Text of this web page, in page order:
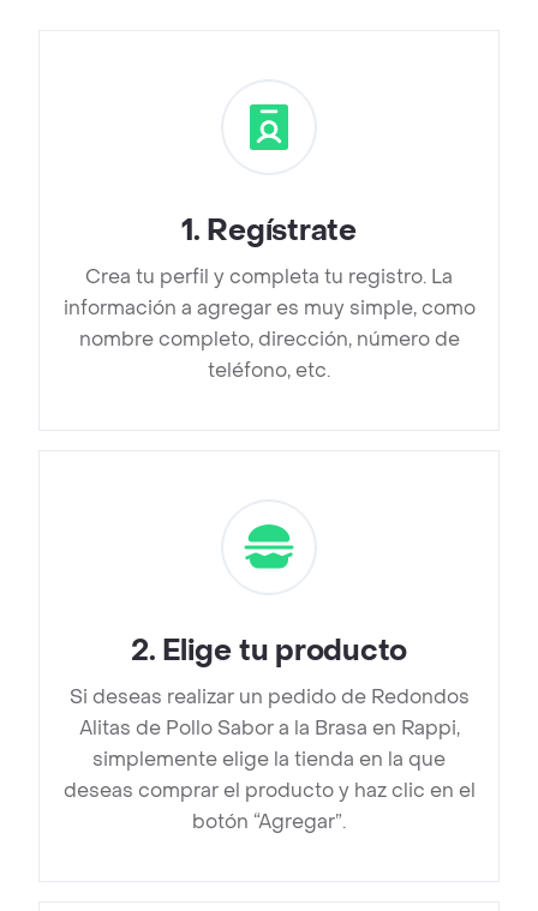
1. Regístrate
Crea tu perfil y completa tu registro. La
información a agregar es muy simple, como
nombre completo, dirección, número de
teléfono, etc.
2. Elige tu producto
Si deseas realizar un pedido de Redondos
Alitas de Pollo Sabor a la Brasa en Rappi,
simplemente elige la tienda en la que
deseas comprar el producto y haz clic en el
botón “Agregar”.